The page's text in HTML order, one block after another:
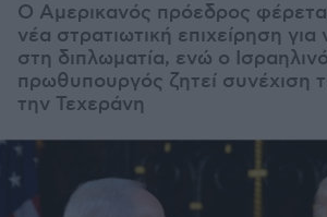
Ο Αμερικανός πρόεδρος
νέα στρατιωτική επιχείρηση
στη διπλωματία, ενώ ο
πρωθυπουργός ζητεί συνέχιση
την Τεχεράνη